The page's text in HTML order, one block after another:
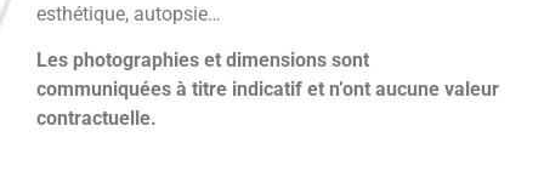
esthétique, autopsie…
Les photographies et dimensions sont
communiquées à titre indicatif et n’ont aucune valeur
contractuelle.